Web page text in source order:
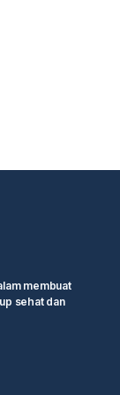
membuat
sehat dan